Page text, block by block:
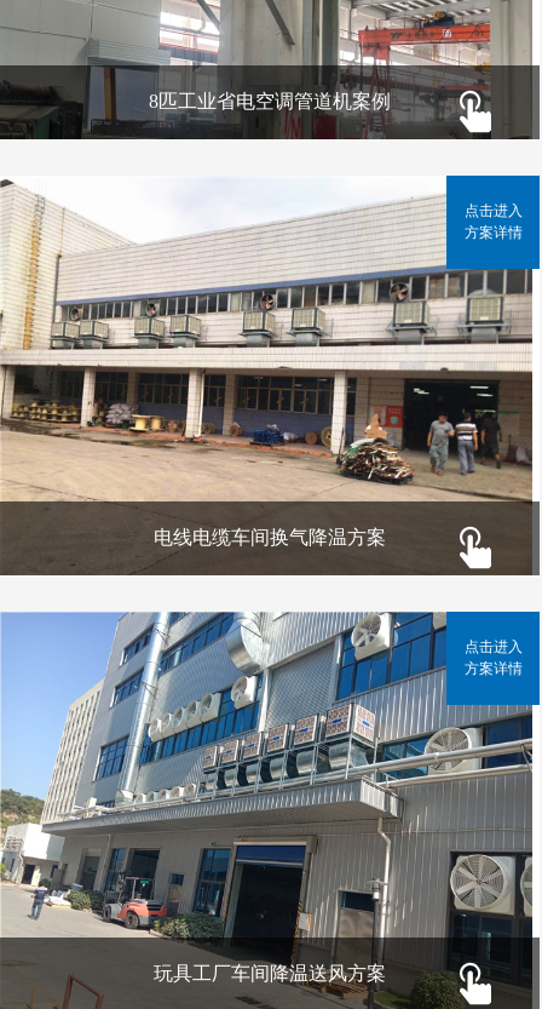
8匹工业省电空调管道机案例
电线电缆车间换气降温方案
点击进入
方案详情
玩具工厂车间降温送风方案
点击进入
方案详情